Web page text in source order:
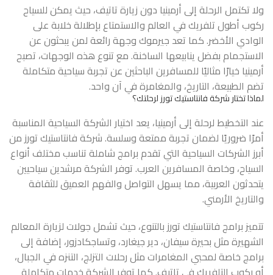
ولا تكتمل الرحلة إلى أرمينيا دون زيارة تاتيف، حيث يمكن للسياح
ركوب أطول تلفريك في العالم والاستمتاع بإطلالة خلابة على
الوادي الأخضر. كما تعد جيرموك وجهة رائعة لمن يبحثون عن
الاستجمام بفضل ينابيعها الساخنة. مع تنوع هذه الوجهات، تصبح
أرمينيا خيارًا مثاليًا للمسافرين الباحثين عن تجربة سياحية متكاملة
تضم الطبيعة، التاريخ، والمغامرة في آن واحد.
لماذا تختار شركة فانتاستيك تورز لرحلتك؟
عند التخطيط لرحلة إلى أرمينيا، يعد اختيار الشركة السياحية المناسبة
أمرًا ضروريًا لضمان تجربة ممتعة وسلسة. شركة فانتاستيك تورز من
أبرز الشركات السياحية التي تقدم برامج شاملة تناسب مختلف أنواع
السياح، وخاصة المسافرين العرب. توفر الشركة مرشدين سياحيين
يتحدثون العربية، مما يسهل التواصل والفهم العميق للثقافة
والتاريخ الأرمني.
تتميز برامج فانتاستيك تورز بالتنوع، حيث تشمل جولات لزيارة المعالم
الشهيرة مثل بحيرة سيفان، دير جيغارد، وتساجكادزور، إضافة إلى
برامج خاصة لمحبي المغامرات مثل رحلات التزلج، التنزه في الجبال،